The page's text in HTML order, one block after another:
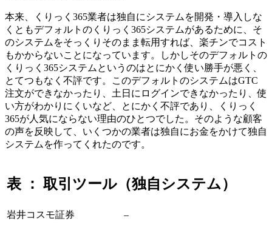
本来、くりっく365業者は独自にシステムを開発・導入しな
くともデフォルトのくりっく365システムがあるために、そ
のシステムをそっくりそのまま転用すれば、楽チンでコスト
もかからないことになっています。しかしそのデフォルトの
くりっく365システムというのはとにかく使い勝手が悪く、
とてつもなく不評です。このデフォルトのシステムはGTC
注文ができなかったり、土日にログインできなかったり、使
い方がわかりにくいなど、とにかく不評であり、くりっく
365が人気にならない理由のひとつでした。そのような顧客
の声を反映して、いくつかの業者は独自にお金をかけて独自
システムを作ってくれたのです。
表 ： 取引ツール（独自システム）
岩井コスモ証券 –